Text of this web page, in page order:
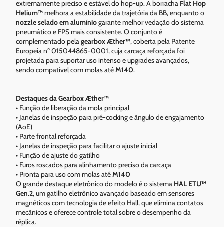
extremamente preciso e estável do hop-up. A borracha Flat Hop
Helium™melhora a estabilidade da trajetória da BB, enquanto o
nozzle selado em alumíniogarante melhor vedação do sistema
pneumático e FPS mais consistente. O conjunto é
complementado pela gearbox Æther™, coberta pela Patente
Europeia nº 015044865-0001, cuja carcaça reforçada foi
projetada para suportar uso intenso e upgrades avançados,
sendo compatível com molas atéM140.
Destaques da Gearbox Æther™
• Função de liberação da mola principal
• Janelas de inspeção para pré-cocking e ângulo de engajamento
(AoE)
• Parte frontal reforçada
• Janelas de inspeção para facilitar o ajuste inicial
• Função de ajuste do gatilho
• Furos roscados para alinhamento preciso da carcaça
• Pronta para uso com molas atéM140
O grande destaque eletrônico do modelo é o sistema HAL ETU™
Gen.2, um gatilho eletrônico avançado baseado em sensores
magnéticos com tecnologia de efeito Hall, que elimina contatos
mecânicos e oferece controle total sobre o desempenho da
réplica.